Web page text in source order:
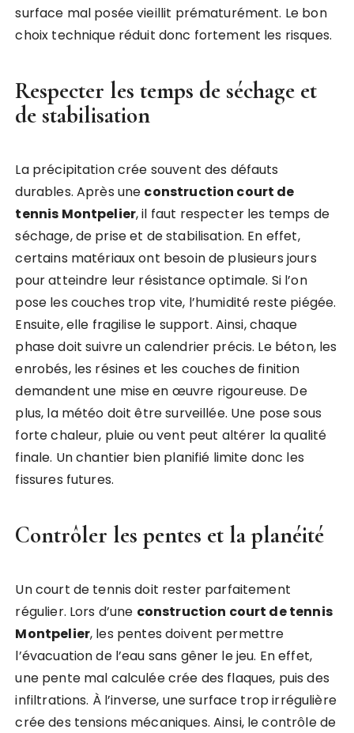
surface mal posée vieillit prématurément. Le bon
choix technique réduit donc fortement les risques.
Respecter les temps de séchage et
de stabilisation
La précipitation crée souvent des défauts
durables. Après une construction court de
tennis Montpelier, il faut respecter les temps de
séchage, de prise et de stabilisation. En effet,
certains matériaux ont besoin de plusieurs jours
pour atteindre leur résistance optimale. Si l’on
pose les couches trop vite, l’humidité reste piégée.
Ensuite, elle fragilise le support. Ainsi, chaque
phase doit suivre un calendrier précis. Le béton, les
enrobés, les résines et les couches de finition
demandent une mise en œuvre rigoureuse. De
plus, la météo doit être surveillée. Une pose sous
forte chaleur, pluie ou vent peut altérer la qualité
finale. Un chantier bien planifié limite donc les
fissures futures.
Contrôler les pentes et la planéité
Un court de tennis doit rester parfaitement
régulier. Lors d’une construction court de tennis
Montpelier, les pentes doivent permettre
l’évacuation de l’eau sans gêner le jeu. En effet,
une pente mal calculée crée des flaques, puis des
infiltrations. À l’inverse, une surface trop irrégulière
crée des tensions mécaniques. Ainsi, le contrôle de